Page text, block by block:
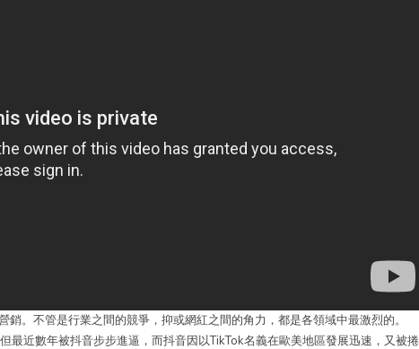
。不管是行業之間的競爭，抑或網紅之間的角力，都是各領域中最激烈的。
最近數年被抖音步步進逼，而抖音因以TikTok名義在歐美地區發展迅速，又被捲